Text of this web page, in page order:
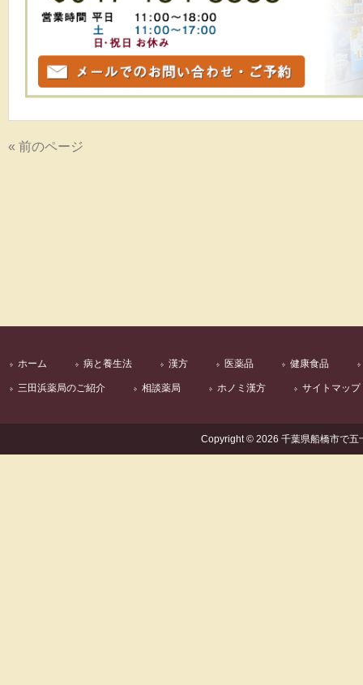
« 前のページ
ホーム 病と養生法 漢方 医薬品 健康食品
三田浜薬局のご紹介 相談薬局 ホノミ漢方 サイトマップ
Copyright © 2026 千葉県船橋市で五